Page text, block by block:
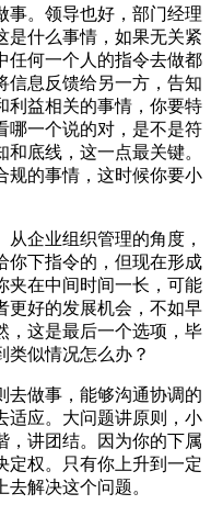
事。领导也好，部门经理
是什么事情，如果无关紧
任何一个人的指令去做都
信息反馈给另一方，告知
利益相关的事情，你要特
哪一个说的对，是不是符
底线，这一点最关键。
规的事情，这时候你要小
企业组织管理的角度，
你下指令的，但现在形成
夹在中间时间一长，可能
更好的发展机会，不如早
，这是最后一个选项，毕
类似情况怎么办？
去做事，能够沟通协调的
适应。大问题讲原则，小
，讲团结。因为你的下属
定权。只有你上升到一定
解决这个问题。